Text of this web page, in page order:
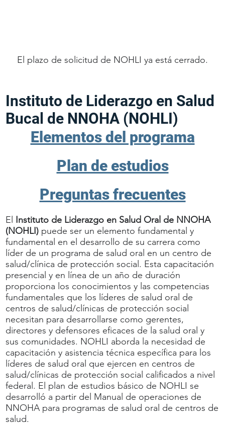
El plazo de solicitud de NOHLI ya está cerrado.
Instituto de Liderazgo en Salud
Bucal de NNOHA (NOHLI)
Elementos del programa
Plan de estudios
Preguntas frecuentes
El Instituto de Liderazgo en Salud Oral de NNOHA
(NOHLI) puede ser un elemento fundamental y
fundamental en el desarrollo de su carrera como
líder de un programa de salud oral en un centro de
salud/clínica de protección social. Esta capacitación
presencial y en línea de un año de duración
proporciona los conocimientos y las competencias
fundamentales que los líderes de salud oral de
centros de salud/clínicas de protección social
necesitan para desarrollarse como gerentes,
directores y defensores eficaces de la salud oral y
sus comunidades. NOHLI aborda la necesidad de
capacitación y asistencia técnica específica para los
líderes de salud oral que ejercen en centros de
salud/clínicas de protección social calificados a nivel
federal. El plan de estudios básico de NOHLI se
desarrolló a partir del Manual de operaciones de
NNOHA para programas de salud oral de centros de
salud.